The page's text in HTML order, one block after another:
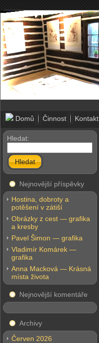
Domů Činnost Kontakt
Hledat:
Hledat
Nejnovější příspěvky
Hostina, dobroty a
potěšení v zátiší
Obrázky z cest — grafika
a kresby
Pavel Šimon — grafika
Vladimír Komárek —
grafika
Anna Macková — Krásná
místa života
Nejnovější komentáře
Archivy
Červen 2026